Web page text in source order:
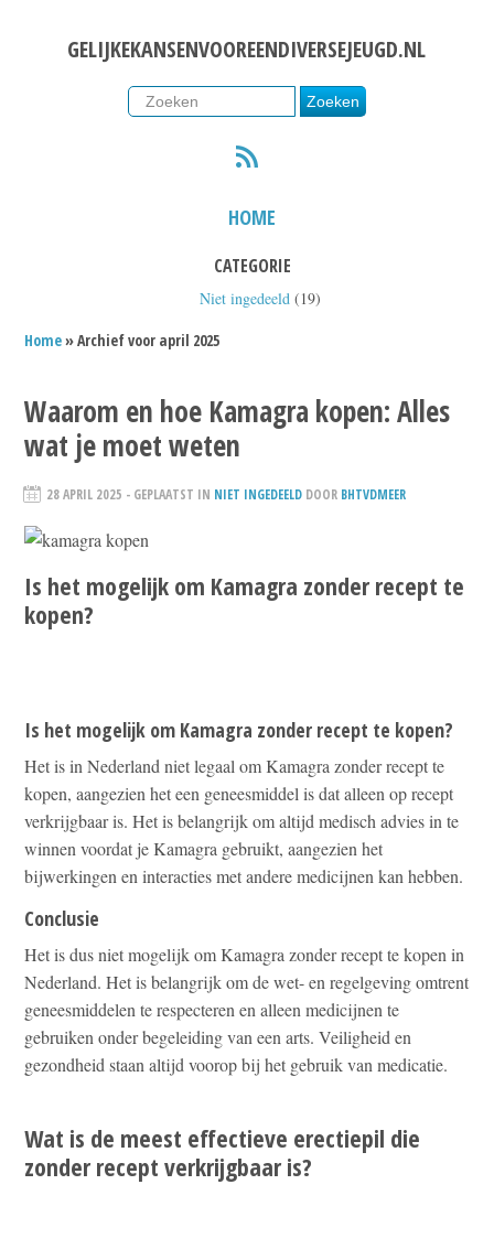
GELIJKEKANSENVOOREENDIVERSEJEUGD.NL
HOME
CATEGORIE
Niet ingedeeld (19)
Home» Archief voor april 2025
Waarom en hoe Kamagra kopen: Alles
wat je moet weten
28 APRIL 2025 - GEPLAATST IN NIET INGEDEELD DOOR BHTVDMEER
Is het mogelijk om Kamagra zonder recept te
kopen?
Is het mogelijk om Kamagra zonder recept te kopen?
Het is in Nederland niet legaal om Kamagra zonder recept te
kopen, aangezien het een geneesmiddel is dat alleen op recept
verkrijgbaar is. Het is belangrijk om altijd medisch advies in te
winnen voordat je Kamagra gebruikt, aangezien het
bijwerkingen en interacties met andere medicijnen kan hebben.
Conclusie
Het is dus niet mogelijk om Kamagra zonder recept te kopen in
Nederland. Het is belangrijk om de wet- en regelgeving omtrent
geneesmiddelen te respecteren en alleen medicijnen te
gebruiken onder begeleiding van een arts. Veiligheid en
gezondheid staan altijd voorop bij het gebruik van medicatie.
Wat is de meest effectieve erectiepil die
zonder recept verkrijgbaar is?